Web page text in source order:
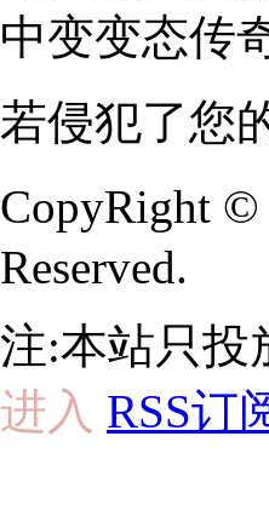
中变变态传
若侵犯了您
CopyRight ©
Reserved.
注:本站只投
进入 RSS订